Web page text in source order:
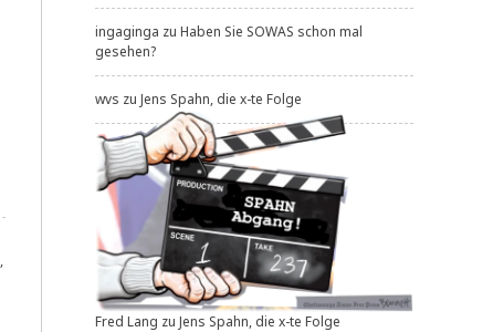
,
ingaginga zu Haben Sie SOWAS schon mal
gesehen?
wvs zu Jens Spahn, die x-te Folge
Fred Lang zu Jens Spahn, die x-te Folge